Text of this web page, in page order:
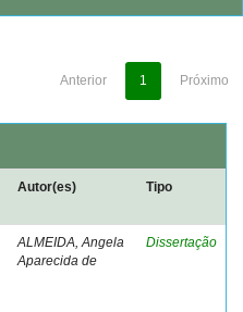
Anterior 1 Próximo
Autor(es) Tipo
ALMEIDA, Angela
Aparecida de
Dissertação